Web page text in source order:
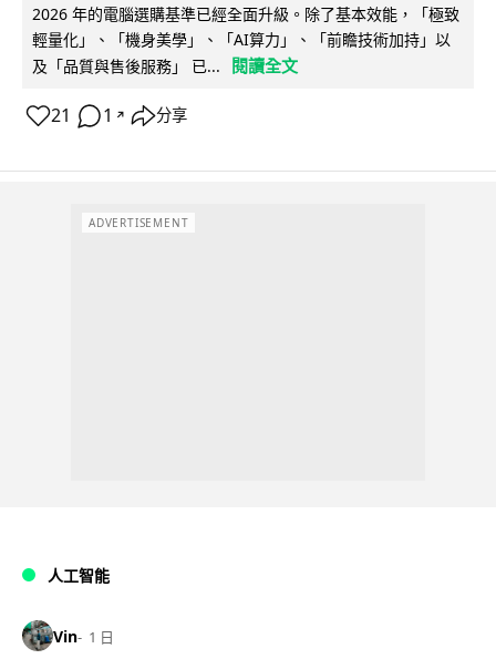
2026 年的電腦選購基準已經全面升級。除了基本效能，「極致
輕量化」、「機身美學」、「AI算力」、「前瞻技術加持」以
及「品質與售後服務」 已...
閱讀全文
21 1 ↗ 分享
ADVERTISEMENT
人工智能
Vin 1 日